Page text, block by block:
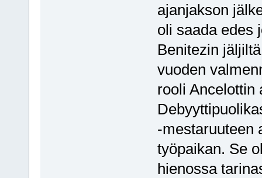
ajanjakson
oli saada edes
Benitezin
vuoden
rooli Ancelottin
-mestaruuteen
työpaikan. Se
hienossa